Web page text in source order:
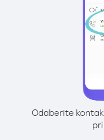
Odaberite